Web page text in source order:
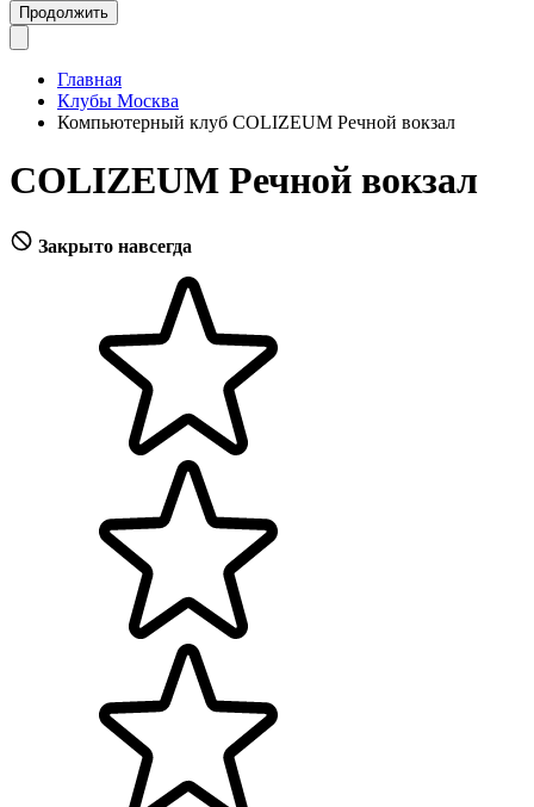
Продолжить
Главная
Клубы Москва
Компьютерный клуб COLIZEUM Речной вокзал
COLIZEUM Речной вокзал
Закрыто навсегда